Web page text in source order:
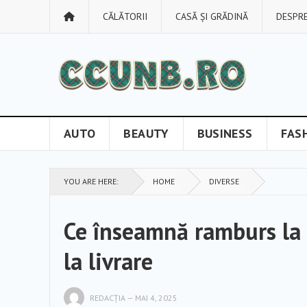
CĂLĂTORII CASĂ ȘI GRĂDINĂ
AUTO BEAUTY BUSINESS
YOU ARE HERE: HOME DIVERSE
Ce înseamnă ramburs
la livrare
REDACȚIA — MAI 4, 2025